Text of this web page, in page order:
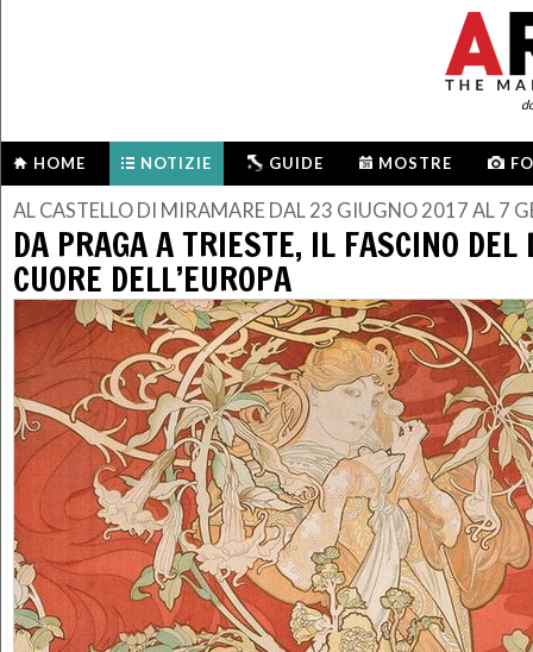
HOME NOTIZIE GUIDE MOSTRE
AL CASTELLO DI MIRAMARE DAL 23 GIUGNO 2017 AL 7
DA PRAGA A TRIESTE, IL FASCINO
CUORE DELL’EUROPA